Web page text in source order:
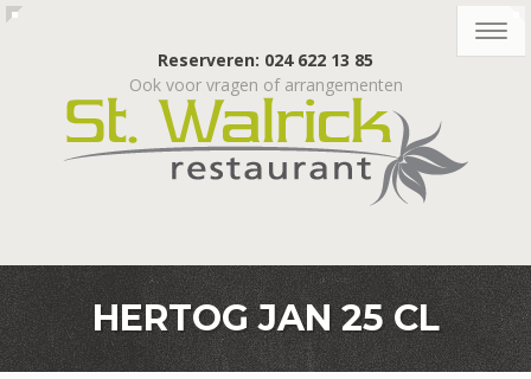
Reserveren: 024 622 13 85
Ook voor vragen of arrangementen
HERTOG JAN 25 CL